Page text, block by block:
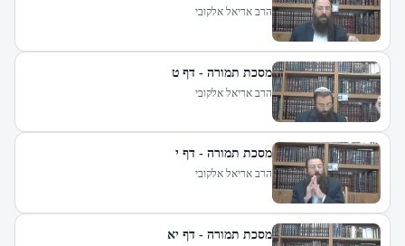
הרב אריאל אלקובי
מסכת תמורה - דף ט
הרב אריאל אלקובי
מסכת תמורה - דף י
הרב אריאל אלקובי
מסכת תמורה - דף יא